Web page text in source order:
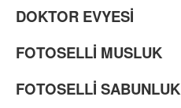
DOKTOR EVYESİ
FOTOSELLİ MUSLUK
FOTOSELLİ SABUNLUK